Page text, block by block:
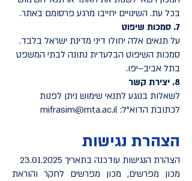
בכל עת. השינויים יחייבו מרגע פרסומם באתר.
7. סמכות שיפוט
על תנאים אלה יחולו דיני מדינת ישראל בלבד.
סמכות השיפוט הבלעדית נתונה לבתי המשפט
בתל אביב–יפו.
8. יצירת קשר
לשאלות בנוגע לתנאי שימוש ניתן לפנות
לכתובת הדוא"ל: mifrasim@mta.ac.il
הצהרת נגישות
הצהרת הנגישות עודכנה בתאריך 23.01.2025
מכון מפרשים, מכון מפרשים לחקר והוראת